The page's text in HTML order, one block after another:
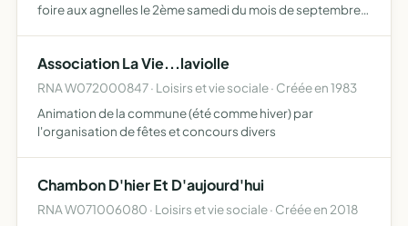
foire aux agnelles le 2ème samedi du mois de septembre
Association La Vie...laviolle
RNA W072000847 · Loisirs et vie sociale · Créée en 1983
Animation de la commune (été comme hiver) par
l'organisation de fêtes et concours divers
Chambon D'hier Et D'aujourd'hui
RNA W071006080 · Loisirs et vie sociale · Créée en 2018